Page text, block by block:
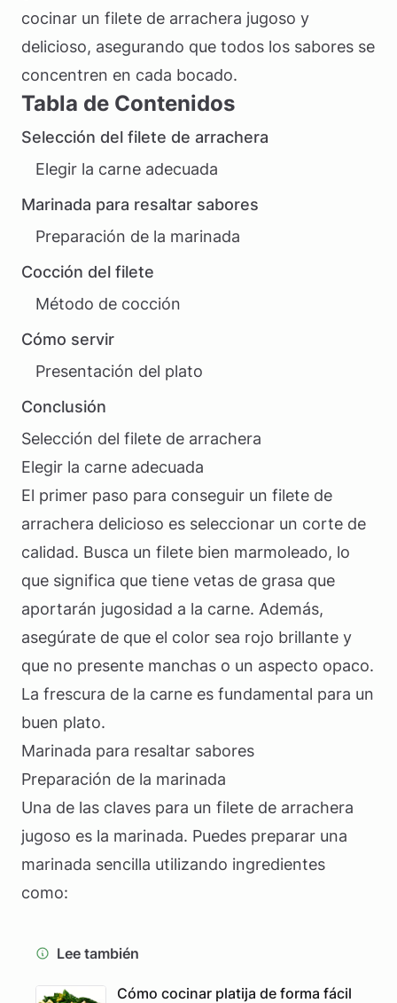
cocinar un filete de arrachera jugoso y
delicioso, asegurando que todos los sabores se
concentren en cada bocado.
Tabla de Contenidos
Selección del filete de arrachera
Elegir la carne adecuada
Marinada para resaltar sabores
Preparación de la marinada
Cocción del filete
Método de cocción
Cómo servir
Presentación del plato
Conclusión
Selección del filete de arrachera
Elegir la carne adecuada
El primer paso para conseguir un filete de
arrachera delicioso es seleccionar un corte de
calidad. Busca un filete bien marmoleado, lo
que significa que tiene vetas de grasa que
aportarán jugosidad a la carne. Además,
asegúrate de que el color sea rojo brillante y
que no presente manchas o un aspecto opaco.
La frescura de la carne es fundamental para un
buen plato.
Marinada para resaltar sabores
Preparación de la marinada
Una de las claves para un filete de arrachera
jugoso es la marinada. Puedes preparar una
marinada sencilla utilizando ingredientes
como:
Lee también
Cómo cocinar platija de forma fácil